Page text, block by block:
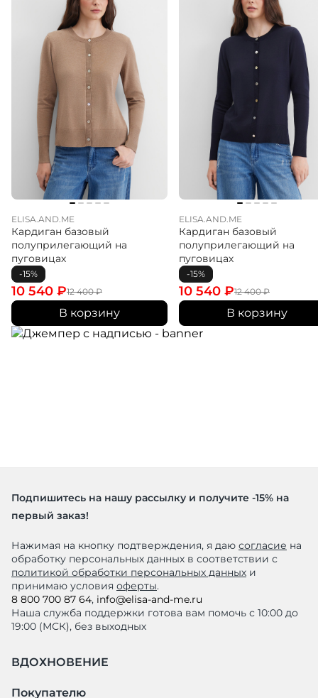
ELISA.AND.ME
Кардиган базовый
полуприлегающий на
пуговицах
-15%
12 400₽
10 540 ₽
В корзину
ELISA.AND.ME
Кардиган базовый
полуприлегающий на
пуговицах
-15%
12 400₽
10 540 ₽
В корзину
Подпишитесь на нашу рассылку и получите -15% на
первый заказ!
Нажимая на кнопку подтверждения, я даю согласие на
обработку персональных данных в соответствии с
политикой обработки персональных данных и
принимаю условия оферты.
8 800 700 87 64, info@elisa-and-me.ru
Наша служба поддержки готова вам помочь с 10:00 до
19:00 (МСК), без выходных
ВДОХНОВЕНИЕ
Покупателю